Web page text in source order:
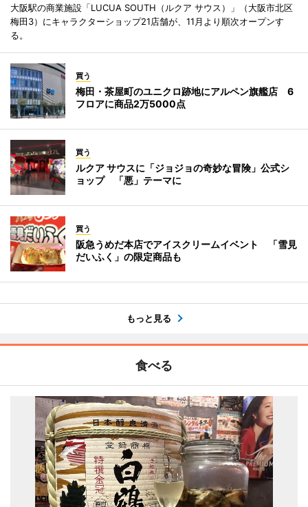
大阪駅の商業施設「LUCUA SOUTH（ルクア サウス）」（大阪市北区
梅田3）にキャラクターショップ21店舗が、11月より順次オープンす
る。
買う
梅田・茶屋町のユニクロ跡地にアルペン旗艦店 6
フロアに商品2万5000点
買う
ルクア サウスに「ジョジョの奇妙な冒険」公式シ
ョップ 「悪」テーマに
買う
阪急うめだ本店でアイスクリームイベント 「雪見
だいふく」の限定商品も
もっと見る
食べる